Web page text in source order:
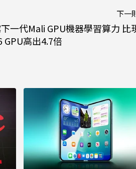
下一
一代Mali GPU機器學習算力 比
GPU高出4.7倍